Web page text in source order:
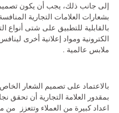
إلى جانب ذلك، يجب أن يكون
بشعارات العلامات التجارية
بالقابلية للتطبيق على شتى أنواع
الكترونية ومواد إعلانية أخرى
ملابس عالمية .
بالاعتماد على تصميم الشعار
بمقدور العلامة التجارية أن تحقق
اعداد كبيرة من العملاء وتتعزز من